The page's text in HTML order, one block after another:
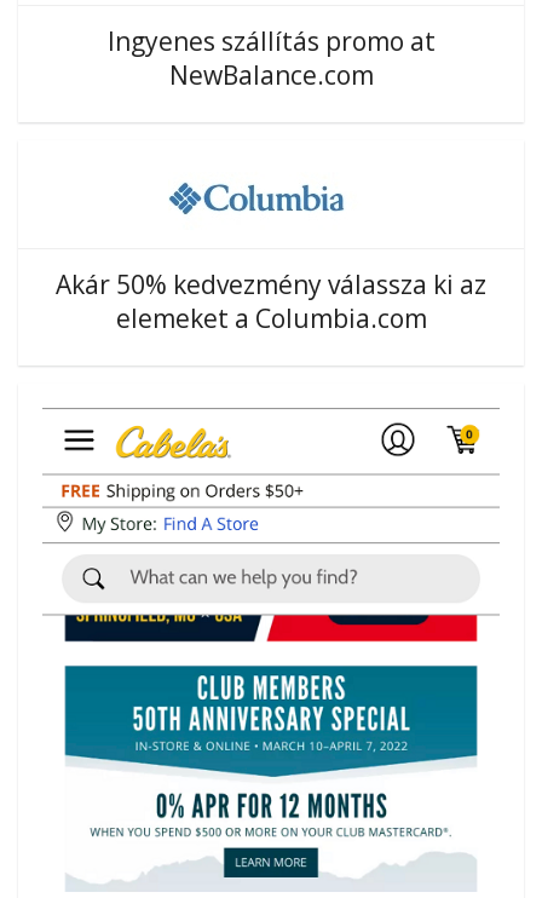
Ingyenes szállítás promo at
NewBalance.com
Akár 50% kedvezmény válassza ki az
elemeket a Columbia.com